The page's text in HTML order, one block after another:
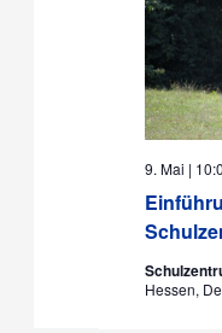
9. Mai |
Hessen,